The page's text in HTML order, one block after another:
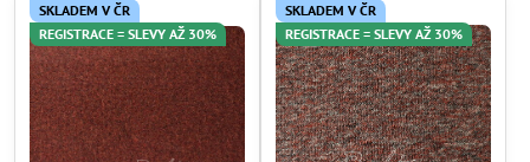
SKLADEM V ČR
REGISTRACE = SLEVY AŽ 30%
SKLADEM V ČR
REGISTRACE = SLEVY AŽ 30%